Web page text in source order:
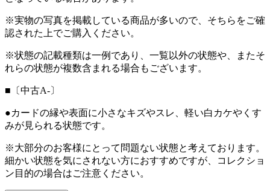
※実物の写真を掲載している商品が多いので、そちらをご確
認された上でご購入ください。
※状態の記載種類は一例であり、一覧以外の状態や、またそ
れらの状態が複数含まれる場合もございます。
■〔中古A-〕
●カードの縁や表面に小さなキズやスレ、軽い白カケやくす
みが見られる状態です。
※大部分のお客様にとって問題ない状態と考えております。
細かい状態を気にされない方におすすめですが、コレクショ
ン目的の場合はご注意ください。